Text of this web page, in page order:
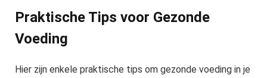
Praktische Tips voor Gezonde
Voeding
Hier zijn enkele praktische tips om gezonde voeding in je